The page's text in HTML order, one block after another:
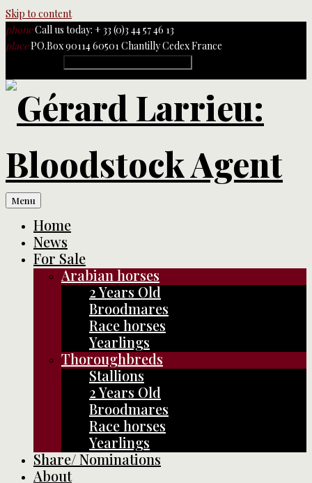
Skip to content
phoneCall us today: + 33 (0)3 44 57 46 13
placePO.Box 90114 60501 Chantilly Cedex France
Menu
Home
News
For Sale
Arabian horses
2 Years Old
Broodmares
Race horses
Yearlings
Thoroughbreds
Stallions
2 Years Old
Broodmares
Race horses
Yearlings
Share/ Nominations
About